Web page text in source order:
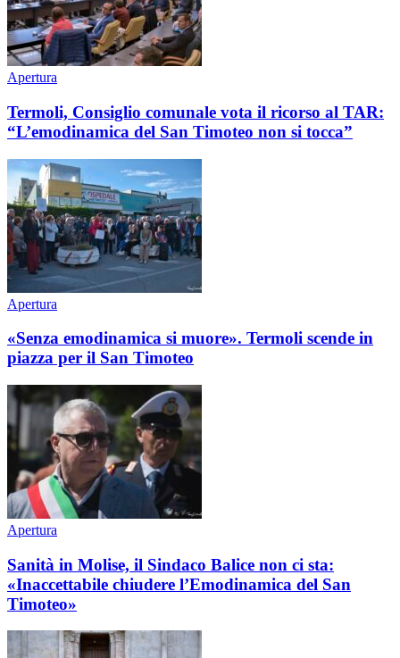
Apertura
Termoli, Consiglio comunale vota il ricorso al TAR:
“L’emodinamica del San Timoteo non si tocca”
Apertura
«Senza emodinamica si muore». Termoli scende in
piazza per il San Timoteo
Apertura
Sanità in Molise, il Sindaco Balice non ci sta:
«Inaccettabile chiudere l’Emodinamica del San
Timoteo»